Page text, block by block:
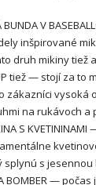
BUNDA V
inšpirované
druh mikiny tiež
tiež — stojí za to
zákazníci
na rukávoch a
S
splynú s jesennou
BOMBER —